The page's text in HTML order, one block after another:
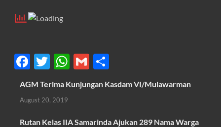
F
ac
e
b
T
w
itt
er
W
h
at
G
ail
h
ar
AGM Terima Kunjungan Kasdam VI/Mulawarman
August 20, 2019
Rutan Kelas IIA Samarinda Ajukan 289 Nama Warga